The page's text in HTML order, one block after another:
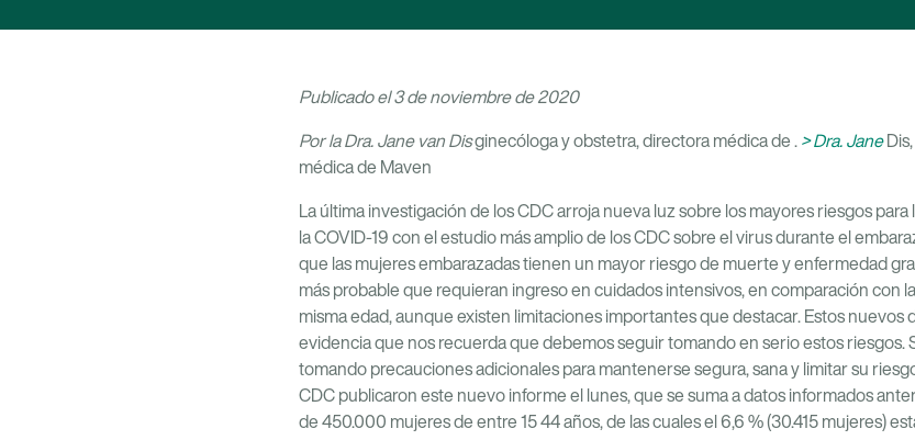
Publicado el 3 de noviembre de 2020
Por la Dra. Jane van Disginecóloga y obstetra, directora médica de . > Dra. Jane
médica de Maven
La última investigación de los CDC arroja nueva luz sobre los mayores riesgos
la COVID-19 con el estudio más amplio de los CDC sobre el virus durante el
que las mujeres embarazadas tienen un mayor riesgo de muerte y enfermedad
más probable que requieran ingreso en cuidados intensivos, en comparación con
misma edad, aunque existen limitaciones importantes que destacar. Estos nuevos
evidencia que nos recuerda que debemos seguir tomando en serio estos riesgos.
tomando precauciones adicionales para mantenerse segura, sana y limitar su
CDC publicaron este nuevo informe el lunes, que se suma adatos informados
de 450.000 mujeres de entre 1544 años, de las cuales el 6,6 % (30.415 mujeres)